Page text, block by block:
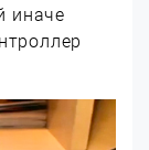
иначе